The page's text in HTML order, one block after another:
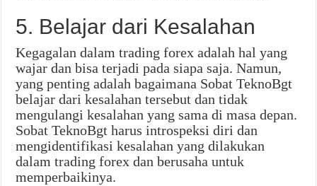
5. Belajar dari Kesalahan
Kegagalan dalam trading forex adalah hal yang
wajar dan bisa terjadi pada siapa saja. Namun,
yang penting adalah bagaimana Sobat TeknoBgt
belajar dari kesalahan tersebut dan tidak
mengulangi kesalahan yang sama di masa depan.
Sobat TeknoBgt harus introspeksi diri dan
mengidentifikasi kesalahan yang dilakukan
dalam trading forex dan berusaha untuk
memperbaikinya.